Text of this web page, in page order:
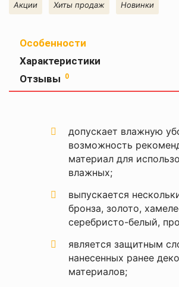
Акции Хиты продаж Новинки
Особенности
Характеристики
Отзывы
0
допускает влажную
возможность
материал для
влажных;
выпускается
бронза, золото,
серебристо-белый,
является защитным
нанесенных ранее
материалов;
2
внутренние и
наружные работы
фасад
Основа состава акрил
Оставить
отзыв
Комментарий